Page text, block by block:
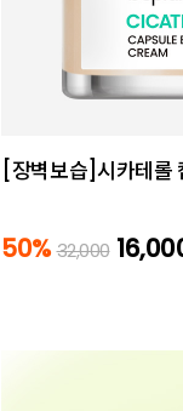
[장벽보습]시카테
50% 32,000